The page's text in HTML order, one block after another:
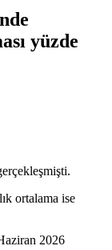
yüzde
ortalama ise
2026